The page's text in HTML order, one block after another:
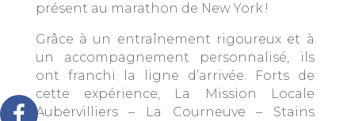
présent au marathon de New York !
Grâce à un entraînement rigoureux et à
un accompagnement personnalisé, ils
ont franchi la ligne d’arrivée. Forts de
cette expérience, La Mission Locale
Aubervilliers – La Courneuve – Stains